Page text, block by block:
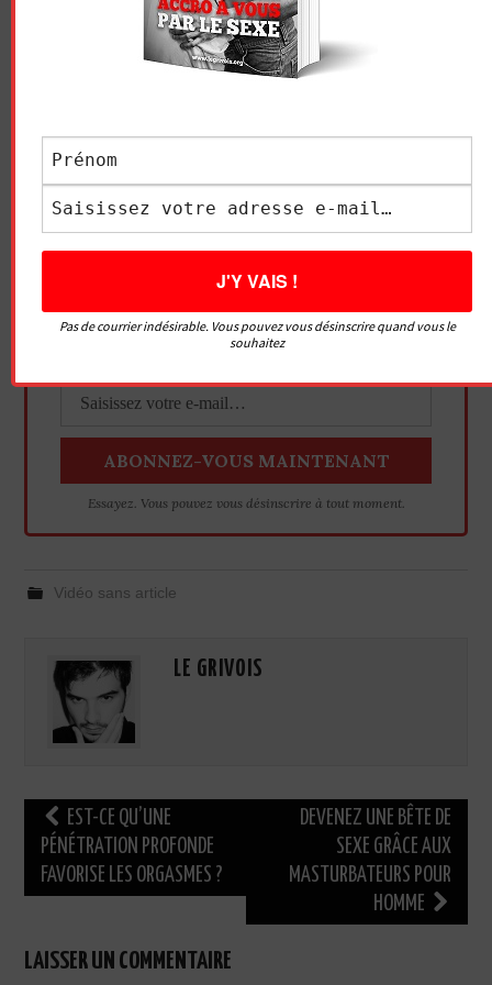
Essayez. Vous pouvez vous désinscrire à tout moment.
Vidéo sans article
LE GRIVOIS
Navigation
des
articles
EST-CE QU’UNE
PÉNÉTRATION PROFONDE
FAVORISE LES ORGASMES ?
DEVENEZ UNE BÊTE DE
SEXE GRÂCE AUX
MASTURBATEURS POUR
HOMME
LAISSER UN COMMENTAIRE
Pas de courrier indésirable. Vous pouvez vous désinscrire quand vous le
souhaitez